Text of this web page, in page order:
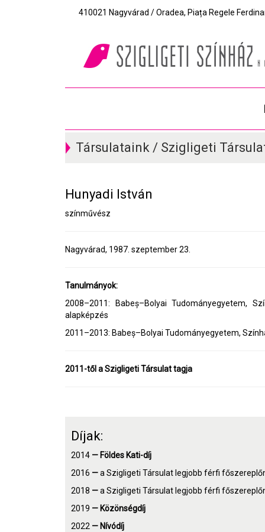
410021 Nagyvárad / Oradea, Piața Regele
Társulataink / Szigligeti
Hunyadi István
színművész
Nagyvárad, 1987. szeptember 23.
Tanulmányok:
2008–2011: Babeș–Bolyai Tudományegyetem,
alapképzés
2011–2013: Babeș–Bolyai Tudományegyetem,
2011-től a Szigligeti Társulat tagja
Díjak:
2014 — Földes Kati-díj
2016 —a Szigligeti Társulat legjobb férfi
2018 —a Szigligeti Társulat legjobb férfi
2019 — Közönségdíj
2022 — Nívódíj